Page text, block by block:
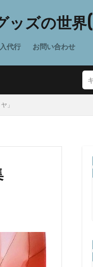
ッズの世界
代行 お問い合わせ
」